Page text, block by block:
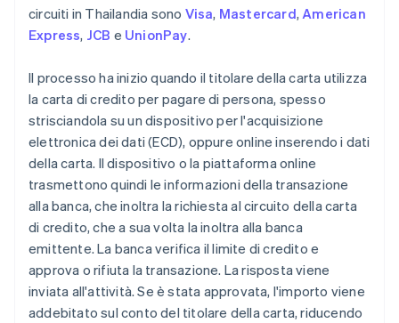
circuiti in Thailandia sono Visa, Mastercard,American
Express, JCB e UnionPay.
Il processo ha inizio quando il titolare della carta utilizza
la carta di credito per pagare di persona, spesso
strisciandola su un dispositivo per l'acquisizione
elettronica dei dati (ECD), oppure online inserendo i dati
della carta. Il dispositivo o la piattaforma online
trasmettono quindi le informazioni della transazione
alla banca, che inoltra la richiesta al circuito della carta
di credito, che a sua volta la inoltra alla banca
emittente. La banca verifica il limite di credito e
approva o rifiuta la transazione. La risposta viene
inviata all'attività. Se è stata approvata, l'importo viene
addebitato sul conto del titolare della carta, riducendo